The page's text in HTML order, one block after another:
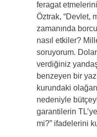
feragat
Öztrak, “Devlet,
zamanında
nasıl etkiler?
soruyorum.
verdiğiniz
benzeyen bir
kurundaki
nedeniyle
garantilerin
mi?” ifadelerini